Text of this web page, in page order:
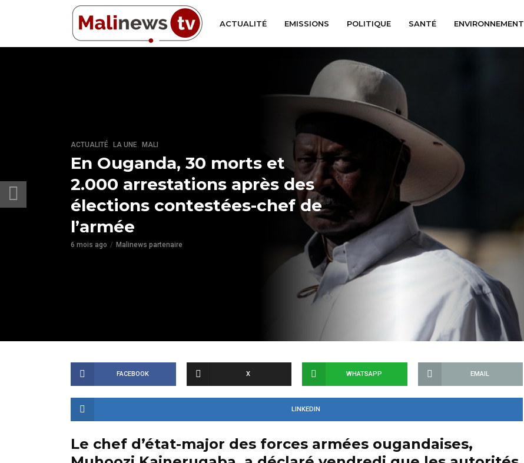
ACTUALITÉ EMISSIONS POLITIQUE SANTÉ ENVIRONNEMENT
ACTUALITÉ LA UNE MALI
En Ouganda, 30 morts et
2.000 arrestations après des
élections contestées-chef de
l’armée
6 mois ago Malinews partenaire
FACEBOOK X WHATSAPP EMAIL
LINKEDIN
Le chef d’état-major des forces armées ougandaises,